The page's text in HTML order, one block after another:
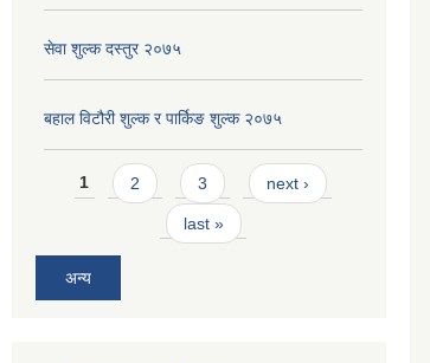
सेवा शुल्क दस्तुर २०७५
बहाल विटौरी शुल्क र पार्किङ शुल्क २०७५
Pages
1 2 3 next ›
last »
अन्य